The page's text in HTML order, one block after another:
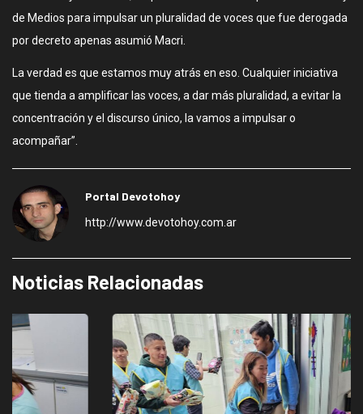
de Medios para impulsar un pluralidad de voces que fue derogada
por decreto apenas asumió Macri.
La verdad es que estamos muy atrás en eso. Cualquier iniciativa
que tienda a amplificar las voces, a dar más pluralidad, a evitar la
concentración y el discurso único, la vamos a impulsar o
acompañar”.
Portal Devotohoy
http://www.devotohoy.com.ar
Noticias Relacionadas